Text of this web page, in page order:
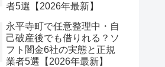
者5選【2026年最新】
永平寺町で任意整理中・自
己破産後でも借りれる？ソ
フト闇金6社の実態と正規
業者5選【2026年最新】